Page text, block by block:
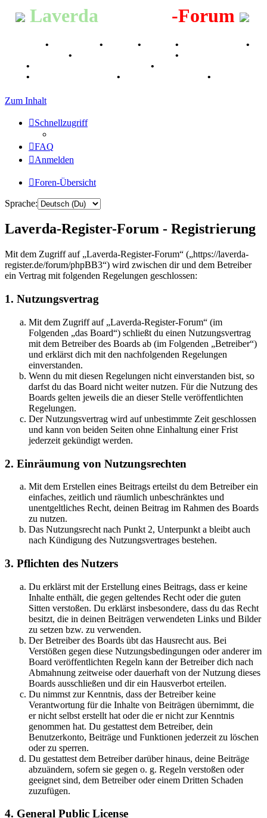
Laverda -Forum
• • • •
•
• •
• •
• • •
Zum Inhalt
Schnellzugriff
FAQ
Anmelden
Foren-Übersicht
Sprache:
Laverda-Register-Forum - Registrierung
Mit dem Zugriff auf „Laverda-Register-Forum“ („https://laverda-
register.de/forum/phpBB3“) wird zwischen dir und dem Betreiber
ein Vertrag mit folgenden Regelungen geschlossen:
1. Nutzungsvertrag
Mit dem Zugriff auf „Laverda-Register-Forum“ (im
Folgenden „das Board“) schließt du einen Nutzungsvertrag
mit dem Betreiber des Boards ab (im Folgenden „Betreiber“)
und erklärst dich mit den nachfolgenden Regelungen
einverstanden.
Wenn du mit diesen Regelungen nicht einverstanden bist, so
darfst du das Board nicht weiter nutzen. Für die Nutzung des
Boards gelten jeweils die an dieser Stelle veröffentlichten
Regelungen.
Der Nutzungsvertrag wird auf unbestimmte Zeit geschlossen
und kann von beiden Seiten ohne Einhaltung einer Frist
jederzeit gekündigt werden.
2. Einräumung von Nutzungsrechten
Mit dem Erstellen eines Beitrags erteilst du dem Betreiber ein
einfaches, zeitlich und räumlich unbeschränktes und
unentgeltliches Recht, deinen Beitrag im Rahmen des Boards
zu nutzen.
Das Nutzungsrecht nach Punkt 2, Unterpunkt a bleibt auch
nach Kündigung des Nutzungsvertrages bestehen.
3. Pflichten des Nutzers
Du erklärst mit der Erstellung eines Beitrags, dass er keine
Inhalte enthält, die gegen geltendes Recht oder die guten
Sitten verstoßen. Du erklärst insbesondere, dass du das Recht
besitzt, die in deinen Beiträgen verwendeten Links und Bilder
zu setzen bzw. zu verwenden.
Der Betreiber des Boards übt das Hausrecht aus. Bei
Verstößen gegen diese Nutzungsbedingungen oder anderer im
Board veröffentlichten Regeln kann der Betreiber dich nach
Abmahnung zeitweise oder dauerhaft von der Nutzung dieses
Boards ausschließen und dir ein Hausverbot erteilen.
Du nimmst zur Kenntnis, dass der Betreiber keine
Verantwortung für die Inhalte von Beiträgen übernimmt, die
er nicht selbst erstellt hat oder die er nicht zur Kenntnis
genommen hat. Du gestattest dem Betreiber, dein
Benutzerkonto, Beiträge und Funktionen jederzeit zu löschen
oder zu sperren.
Du gestattest dem Betreiber darüber hinaus, deine Beiträge
abzuändern, sofern sie gegen o. g. Regeln verstoßen oder
geeignet sind, dem Betreiber oder einem Dritten Schaden
zuzufügen.
4. General Public License